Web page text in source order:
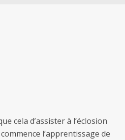
cela d’assister à l’éclosion
l’apprentissage de